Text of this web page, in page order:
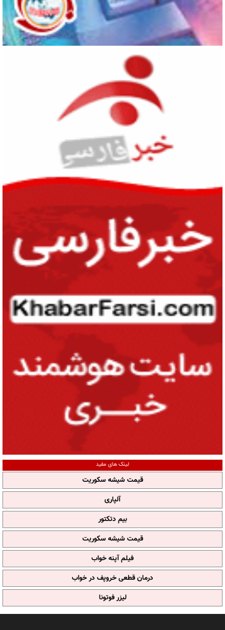
لینک های مفید
قیمت شیشه سکوریت
آلپاری
بیم دتکتور
قیمت شیشه سکوریت
فیلم آپنه خواب
درمان قطعی خروپف در خواب
لیزر فوتونا